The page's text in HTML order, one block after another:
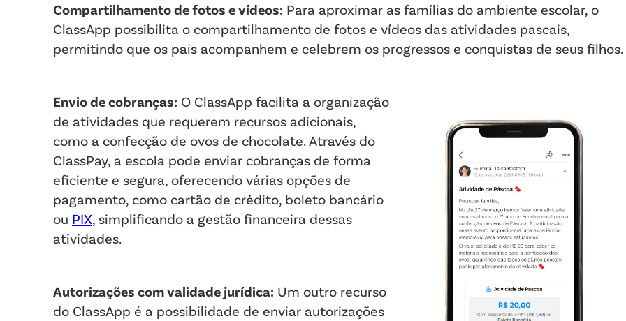
Compartilhamento de fotos e vídeos: Para aproximar as famílias do ambiente escolar, o
ClassApp possibilita o compartilhamento de fotos e vídeos das atividades pascais,
permitindo que os pais acompanhem e celebrem os progressos e conquistas de seus filhos.
Envio de cobranças: O ClassApp facilita a organização
de atividades que requerem recursos adicionais,
como a confecção de ovos de chocolate. Através do
ClassPay, a escola pode enviar cobranças de forma
eficiente e segura, oferecendo várias opções de
pagamento, como cartão de crédito, boleto bancário
ou PIX, simplificando a gestão financeira dessas
atividades.
Autorizações com validade jurídica: Um outro recurso
do ClassApp é a possibilidade de enviar autorizações